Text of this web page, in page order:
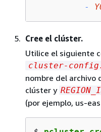
-
Cree el clúster.
Utilice el siguiente
cluster-
nombre del archivo
clúster y
(por ejemplo, us-